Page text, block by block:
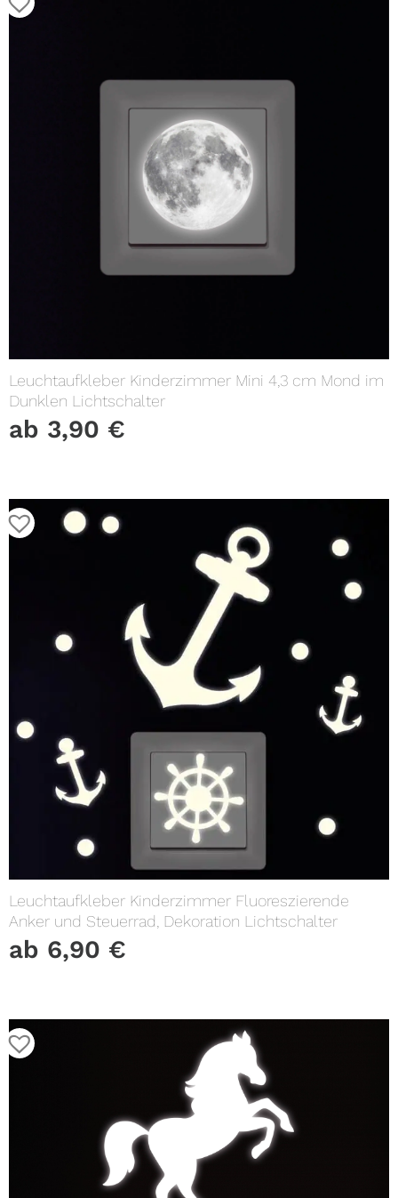
Leuchtaufkleber Kinderzimmer Mini 4,3 cm Mond im
Dunklen Lichtschalter
ab 3,90 €
Leuchtaufkleber Kinderzimmer Fluoreszierende
Anker und Steuerrad, Dekoration Lichtschalter
ab 6,90 €